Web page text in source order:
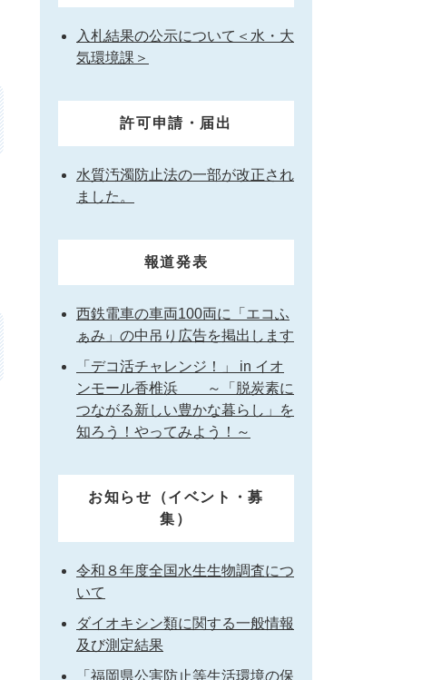
入札結果の公示について＜水・大
気環境課＞
許可申請・届出
水質汚濁防止法の一部が改正され
ました。
報道発表
西鉄電車の車両100両に「エコふ
ぁみ」の中吊り広告を掲出します
「デコ活チャレンジ！」 in イオ
ンモール香椎浜 ～「脱炭素に
つながる新しい豊かな暮らし」を
知ろう！やってみよう！～
お知らせ（イベント・募
集）
令和８年度全国水生生物調査につ
いて
ダイオキシン類に関する一般情報
及び測定結果
「福岡県公害防止等生活環境の保